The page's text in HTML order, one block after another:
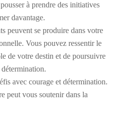
à prendre des initiatives
davantage.
peuvent se produire dans votre
Vous pouvez ressentir le
de votre destin et de poursuivre
avec courage et détermination.
peut vous soutenir dans la